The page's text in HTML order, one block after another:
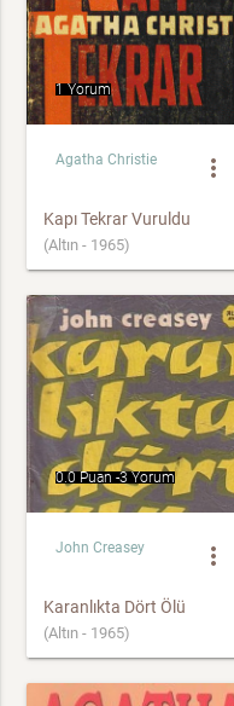
1 Yorum
Agatha Christie more_vert
Kapı Tekrar Vuruldu
(Altın - 1965)
0.0 Puan -3 Yorum
John Creasey more_vert
Karanlıkta Dört Ölü
(Altın - 1965)